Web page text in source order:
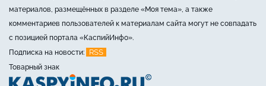
материалов, размещённых в разделе «Моя тема», а также
комментариев пользователей к материалам сайта могут не совпадать
с позицией портала «КаспийИнфо».
Подписка на новости:
RSS
Товарный знак